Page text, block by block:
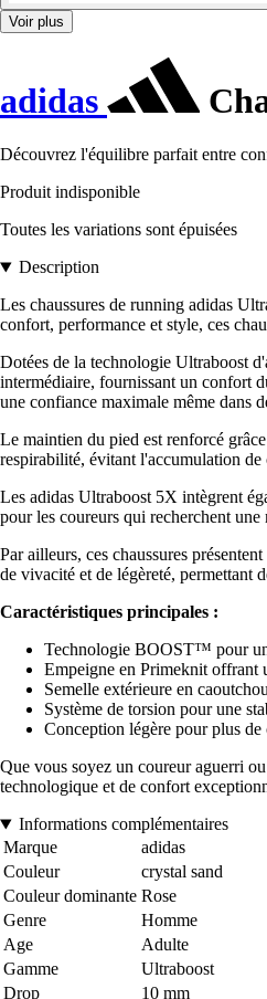
Voir plus
adidas
Découvrez l'équilibre parfait entre
Produit indisponible
Toutes les variations sont épuisées
Description
Les chaussures de running adidas
confort, performance et style, ces
Dotées de la technologie Ultraboost
intermédiaire, fournissant un confort
une confiance maximale même dans
Le maintien du pied est renforcé
respirabilité, évitant l'accumulation
Les adidas Ultraboost 5X intègrent
pour les coureurs qui recherchent
Par ailleurs, ces chaussures
de vivacité et de légèreté, permettant
Caractéristiques principales :
Technologie BOOST™ pour
Empeigne en Primeknit offrant
Semelle extérieure en
Système de torsion pour une
Conception légère pour plus
Que vous soyez un coureur aguerri
technologique et de confort
Informations complémentaires
Marque
adidas
Couleur
crystal sand
Couleur dominante Rose
Genre
Homme
Age
Adulte
Gamme
Ultraboost
Drop
10 mm